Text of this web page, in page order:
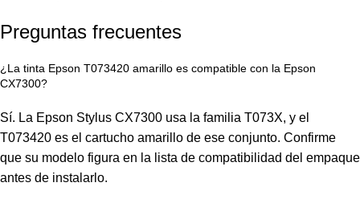
Preguntas frecuentes
¿La tinta Epson T073420 amarillo es compatible con la Epson
CX7300?
Sí. La Epson Stylus CX7300 usa la familia T073X, y el
T073420 es el cartucho amarillo de ese conjunto. Confirme
que su modelo figura en la lista de compatibilidad del empaque
antes de instalarlo.